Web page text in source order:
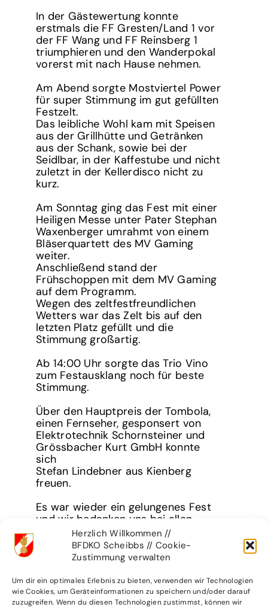
Herzlich Willkommen //
BFDKO Scheibbs // Cookie-
Zustimmung verwalten
Um dir ein optimales Erlebnis zu bieten, verwenden wir Technologien
wie Cookies, um Geräteinformationen zu speichern und/oder darauf
zuzugreifen. Wenn du diesen Technologien zustimmst, können wir
In der Gästewertung konnte
erstmals die FF Gresten/Land 1 vor
der FF Wang und FF Reinsberg 1
triumphieren und den Wanderpokal
vorerst mit nach Hause nehmen.
Am Abend sorgte Mostviertel Power
für super Stimmung im gut gefüllten
Festzelt.
Das leibliche Wohl kam mit Speisen
aus der Grillhütte und Getränken
aus der Schank, sowie bei der
Seidlbar, in der Kaffestube und nicht
zuletzt in der Kellerdisco nicht zu
kurz.
Am Sonntag ging das Fest mit einer
Heiligen Messe unter Pater Stephan
Waxenberger umrahmt von einem
Bläserquartett des MV Gaming
weiter.
Anschließend stand der
Frühschoppen mit dem MV Gaming
auf dem Programm.
Wegen des zeltfestfreundlichen
Wetters war das Zelt bis auf den
letzten Platz gefüllt und die
Stimmung großartig.
Ab 14:00 Uhr sorgte das Trio Vino
zum Festausklang noch für beste
Stimmung.
Über den Hauptpreis der Tombola,
einen Fernseher, gesponsert von
Elektrotechnik Schornsteiner und
Grössbacher Kurt GmbH konnte
sich
Stefan Lindebner aus Kienberg
freuen.
Es war wieder ein gelungenes Fest
und wir bedanken uns bei allen
Gästen sowie Sponsoren und freuen
uns auf ein Wiedersehen 2025.